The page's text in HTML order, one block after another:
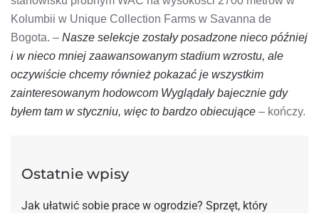
Kolumbii w Unique Collection Farms w Savanna de
Bogota. – Nasze selekcje zostały posadzone nieco później
i w nieco mniej zaawansowanym stadium wzrostu, ale
oczywiście chcemy również pokazać je wszystkim
zainteresowanym hodowcom Wyglądały bajecznie gdy
byłem tam w styczniu, więc to bardzo obiecujące – kończy.
Ostatnie wpisy
Jak ułatwić sobie prace w ogrodzie? Sprzęt, który